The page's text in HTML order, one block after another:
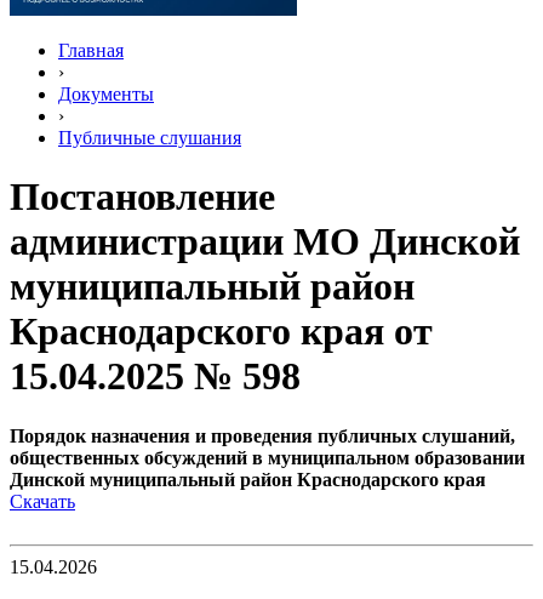
Главная
›
Документы
›
Публичные слушания
Постановление
администрации МО Динской
муниципальный район
Краснодарского края от
15.04.2025 № 598
Порядок назначения и проведения публичных слушаний,
общественных обсуждений в муниципальном образовании
Динской муниципальный район Краснодарского края
Скачать
15.04.2026